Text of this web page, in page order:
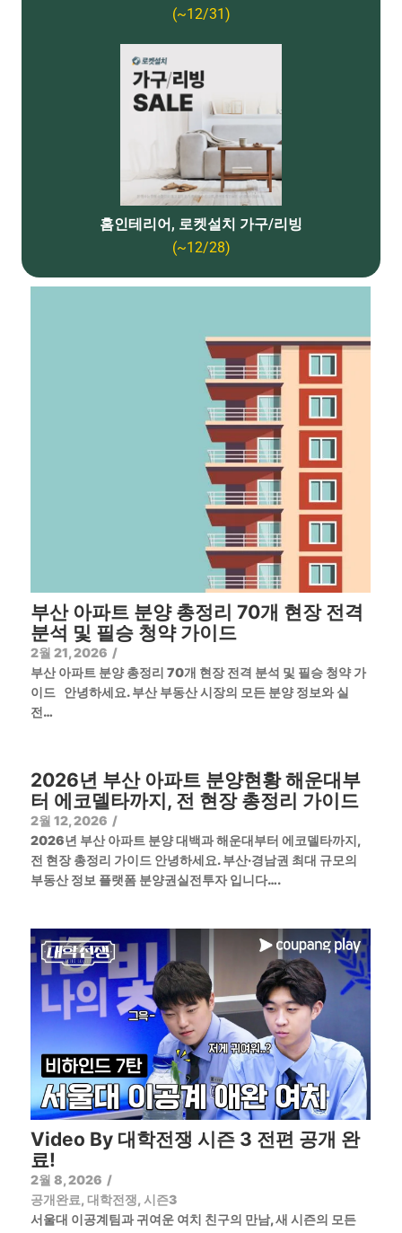
(~12/31)
홈인테리어, 로켓설치 가구/리빙
(~12/28)
부산 아파트 분양 총정리 70개 현장 전격
분석 및 필승 청약 가이드
2월 21, 2026 /
부산 아파트 분양 총정리 70개 현장 전격 분석 및 필승 청약 가
이드 안녕하세요. 부산 부동산 시장의 모든 분양 정보와 실
전…
2026년 부산 아파트 분양현황 해운대부
터 에코델타까지, 전 현장 총정리 가이드
2월 12, 2026 /
2026년 부산 아파트 분양 대백과 해운대부터 에코델타까지,
전 현장 총정리 가이드 안녕하세요. 부산·경남권 최대 규모의
부동산 정보 플랫폼 분양권실전투자 입니다….
Video By 대학전쟁 시즌 3 전편 공개 완
료!
2월 8, 2026 /
공개완료, 대학전쟁, 시즌3
서울대 이공계팀과 귀여운 여치 친구의 만남, 새 시즌의 모든